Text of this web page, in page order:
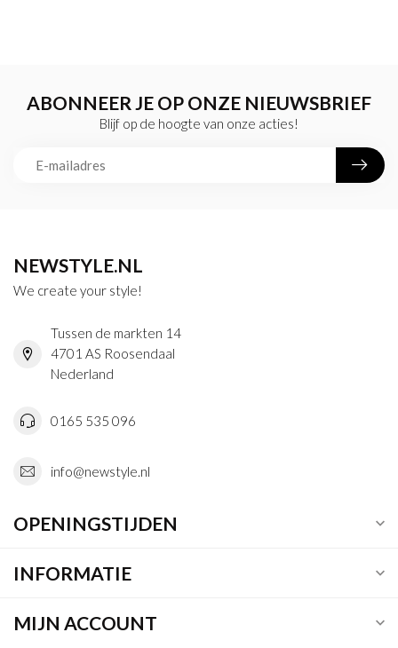
ABONNEER JE OP ONZE NIEUWSBRIEF
Blijf op de hoogte van onze acties!
NEWSTYLE.NL
We create your style!
Tussen de markten 14
4701 AS Roosendaal
Nederland
0165 535 096
info@newstyle.nl
OPENINGSTIJDEN
INFORMATIE
MIJN ACCOUNT